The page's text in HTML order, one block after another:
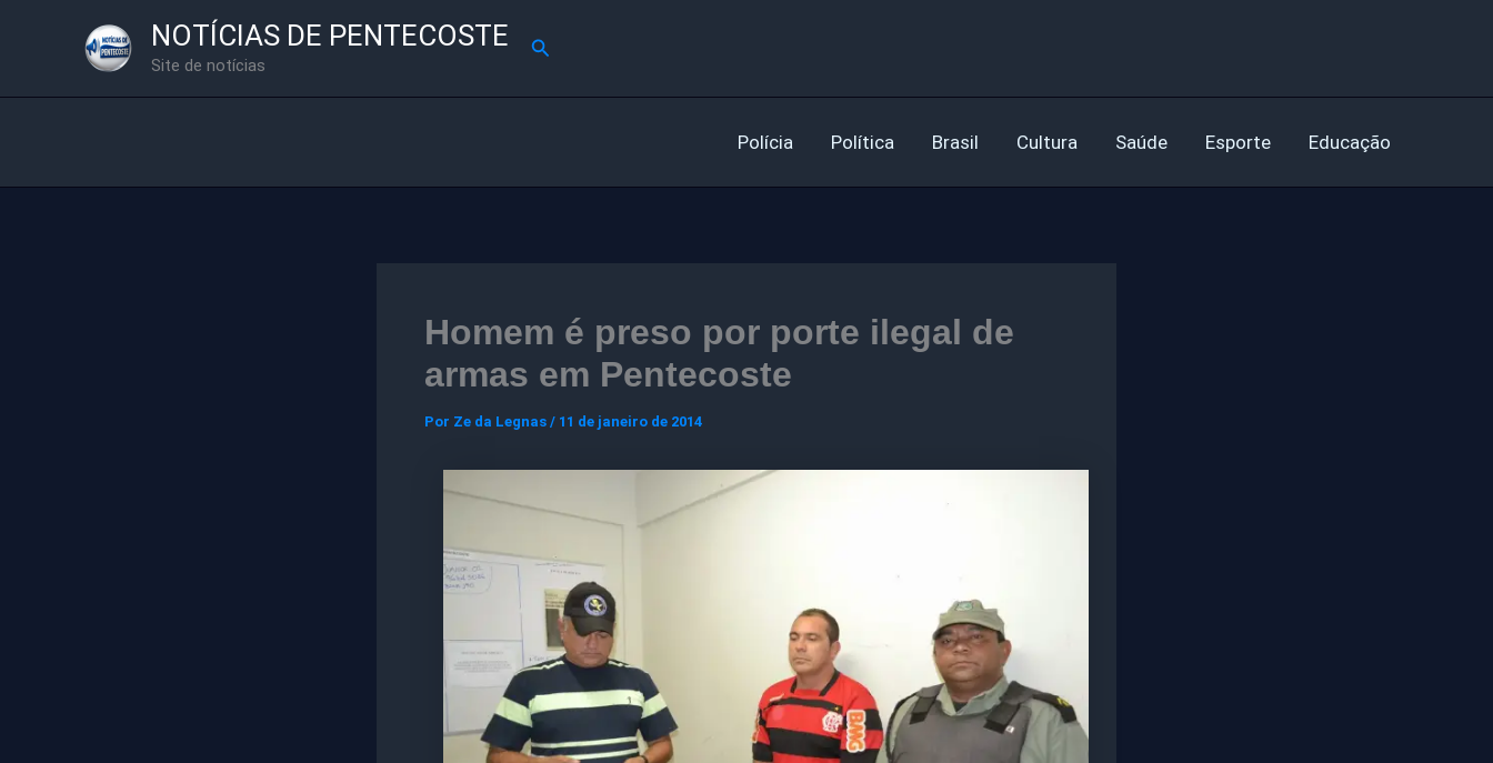
NOTÍCIAS DE PENTECOSTE
Site de notícias
Pesquisar
Polícia Política Brasil Cultura Saúde Esporte Educação
Homem é preso por porte ilegal de
armas em Pentecoste
Por Ze da Legnas / 11 de janeiro de 2014